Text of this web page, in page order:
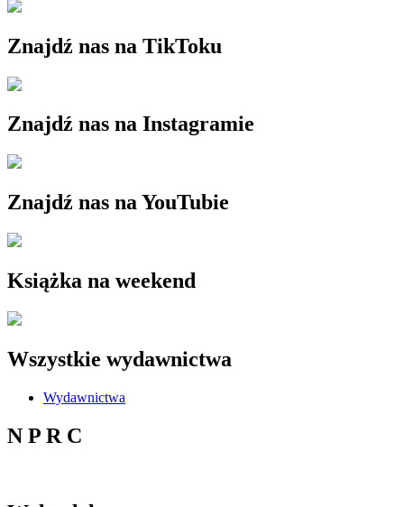
Znajdź nas na TikToku
Znajdź nas na Instagramie
Znajdź nas na YouTubie
Książka na weekend
Wszystkie wydawnictwa
Wydawnictwa
N P R C